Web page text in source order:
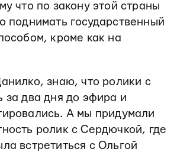
что по закону этой страны
поднимать государственный
кроме как на
знаю, что ролики с
за два дня до эфира и
А мы придумали
ролик с Сердючкой, где
встретиться с Ольгой